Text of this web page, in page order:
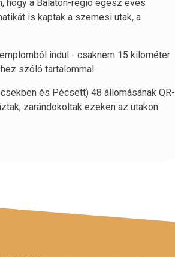
hogy a Balaton-régió egész éves
is kaptak a szemesi utak, a
indul - csaknem 15 kilométer
szóló tartalommal.
és Pécsett) 48 állomásának QR-
zarándokoltak ezeken az utakon.